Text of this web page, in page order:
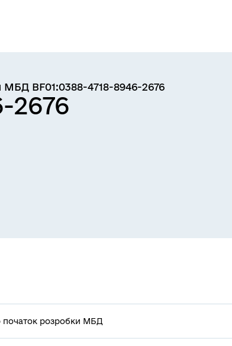
МБД BF01:0388-4718-8946-2676
2676
початок розробки МБД